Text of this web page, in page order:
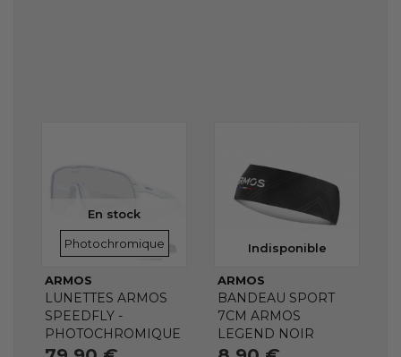
En stock
VERRES
Photochromique
ARMOS
LUNETTES ARMOS
SPEEDFLY -
PHOTOCHROMIQUE
Indisponible
ARMOS
BANDEAU SPORT
7CM ARMOS
LEGEND NOIR